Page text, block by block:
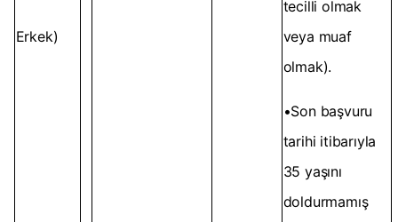
Erkek)
tecilli olmak
veya muaf
olmak).
•Son başvuru
tarihi itibarıyla
35 yaşını
doldurmamış